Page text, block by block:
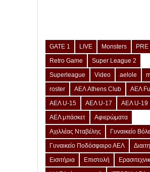
GATE 1 LIVE Monsters
Retro Game
Super League 2
Superleague
Video aelole
roster
ΑΕΛ Athens Club
ΑΕΛ
ΑΕΛ U-15
ΑΕΛ U-17
ΑΕΛ U-19
ΑΕΛ μπάσκετ
Αφιερώματα
Αχιλλέας Νταβέλης
Γυναικείο
Γυναικείο Ποδόσφαιρο ΑΕΛ
Εισιτήρια
Επιστολή